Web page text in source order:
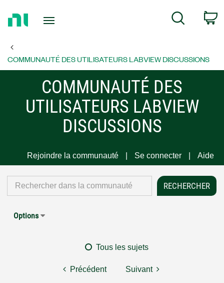
Page
Search
COMMUNAUTÉ DES UTILISATEURS LABVIEW DISCUSSIONS
COMMUNAUTÉ DES
UTILISATEURS LABVIEW
DISCUSSIONS
Rejoindre la communauté Se connecter Aide
Options
Tous les sujets
Précédent Suivant